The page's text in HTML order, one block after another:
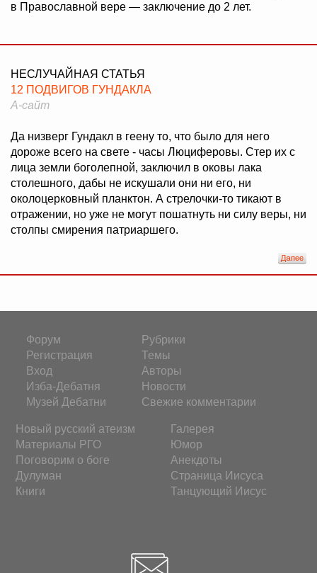
в Православной вере — заключение до 2 лет.
НЕСЛУЧАЙНАЯ СТАТЬЯ
12 ПОДВИГОВ ГУНДАКЛА
А-сайт
Да низверг Гундакл в геену то, что было для него
дороже всего на свете - часы Люциферовы. Стер их с
лица земли боголепной, заключил в оковы лака
столешного, дабы не искушали они ни его, ни
околоцерковный планктон. А стрелочки-то тикают в
отражении, но уже не могут пошатнуть ни силу веры, ни
столпы смирения патриаршего.
Форум
Регистрация
Вход
Изба-Дебатня
Музей Дебатни
Рубрики
Темы
Авторы
Новости
Свежие комментарии
Новый русский атеизм
Материалы РГО
Поговорим о боге
Дулуман
Книги
Галерея
Юмор
Анекдоты
Страница Иисуса
Танцующий Иисус